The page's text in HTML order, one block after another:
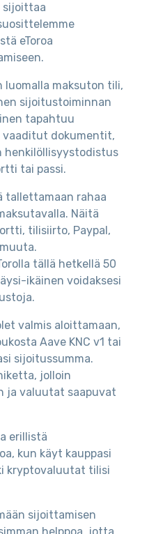
sijoittaa
eToroa
maksuton tili,
sijoitustoiminnan
tapahtuu
dokumentit,
henkilöllisyystodistus
tai passi.
tallettamaan rahaa
Näitä
tilisiirto, Paypal,
tällä hetkellä 50
ikäinen voidaksesi
valmis aloittamaan,
Aave KNC v1 tai
sijoitussumma.
jolloin
ja valuutat saapuvat
erillistä
kun käyt kauppasi
kryptovaluutat tilisi
sijoittamisen